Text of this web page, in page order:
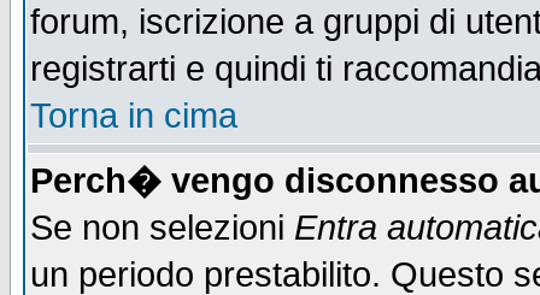
forum, iscrizione a gruppi di
registrarti e quindi ti
Torna in cima
Perch� vengo disconnesso
Se non selezioni Entra
un periodo prestabilito. Questo